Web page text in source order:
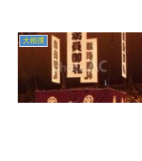
大相撲